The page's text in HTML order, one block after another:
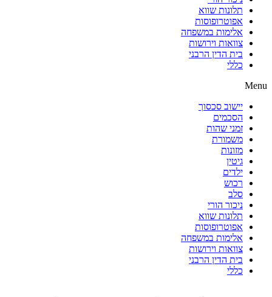
תלונות שווא
אפוטרופוסות
אלימות במשפחה
צוואות וירושות
בית הדין הרבני
כללי
Menu
יישוב סכסוך
הסכמים
זמני שהות
משמורת
מזונות
גיטין
ילדים
רכוש
סלב
ניכור הורי
תלונות שווא
אפוטרופוסות
אלימות במשפחה
צוואות וירושות
בית הדין הרבני
כללי